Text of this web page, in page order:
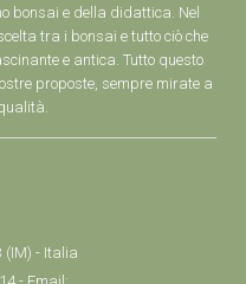
bonsai e della didattica. Nel
tra i bonsai e tutto ciò che
e antica. Tutto questo
proposte, sempre mirate a
(IM) - Italia